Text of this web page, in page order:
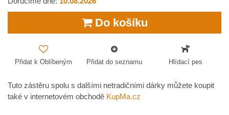
Do košíku
Přidat k Oblíbeným Přidat do seznamu Hlídací pes
Tuto zástěru spolu s dalšími netradičními dárky můžete koupit
také v internetovém obchodě KupMa.cz